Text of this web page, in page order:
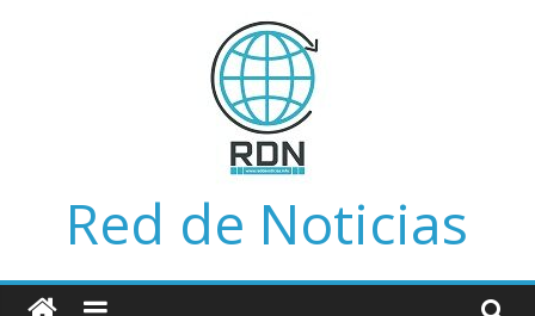
Red de Noticias